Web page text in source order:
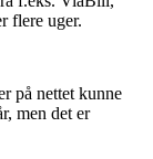
flere uger.
på nettet kunne
men det er